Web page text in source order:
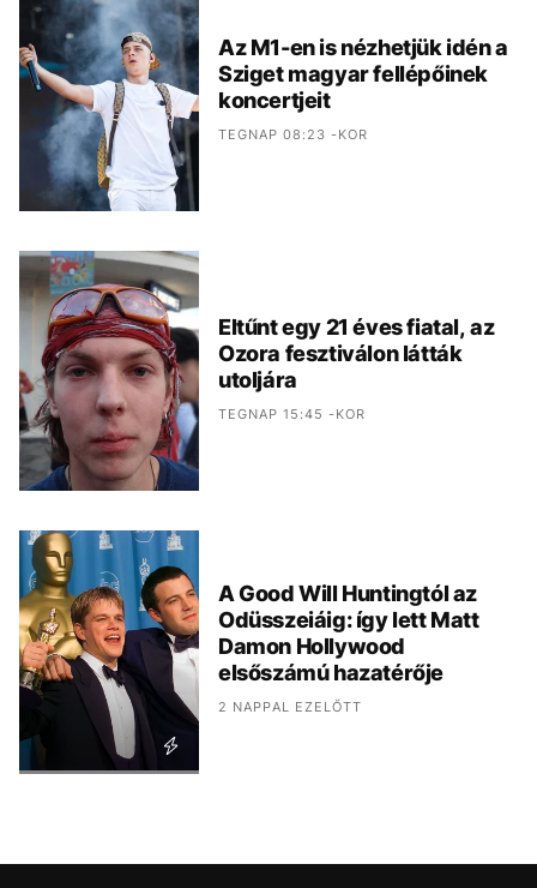
Az M1-en is nézhetjük idén a
Sziget magyar fellépőinek
koncertjeit
TEGNAP 08:23 -KOR
Eltűnt egy 21 éves fiatal, az
Ozora fesztiválon látták
utoljára
TEGNAP 15:45 -KOR
A Good Will Huntingtól az
Odüsszeiáig: így lett Matt
Damon Hollywood
elsőszámú hazatérője
2 NAPPAL EZELŐTT